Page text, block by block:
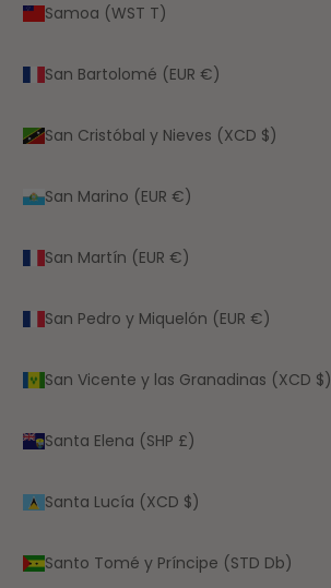
Samoa (WST T)
San Bartolomé (EUR €)
San Cristóbal y Nieves (XCD $)
San Marino (EUR €)
San Martín (EUR €)
San Pedro y Miquelón (EUR €)
San Vicente y las Granadinas (XCD $)
Santa Elena (SHP £)
Santa Lucía (XCD $)
Santo Tomé y Príncipe (STD Db)